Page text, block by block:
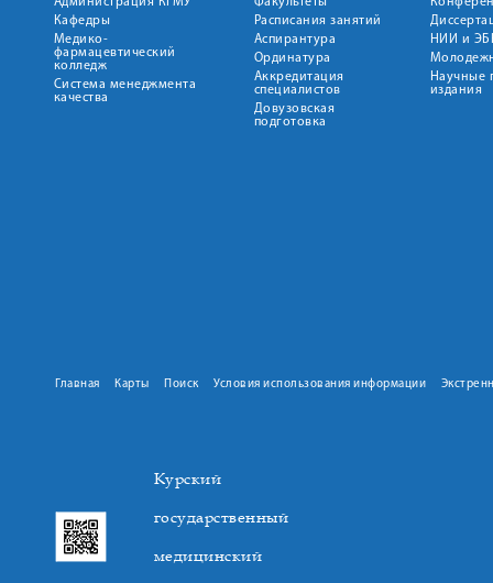
Кафедры
Медико-
фармацевтический
колледж
Система менеджмента
качества
Расписания занятий
Аспирантура
Ординатура
Аккредитация
специалистов
Довузовская
подготовка
НИИ и
Научные
издания
Главная Карты Поиск Условия использования информации
Курский
государственный
медицинский